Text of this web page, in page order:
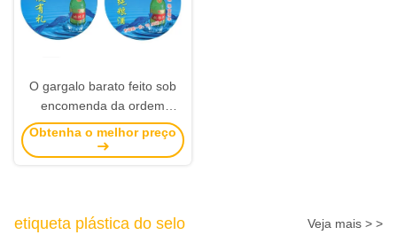
O gargalo barato feito sob
encomenda da ordem
coloriu Hang Tags de papel
com impressão da arte finala
Obtenha o melhor preço
etiqueta plástica do selo Veja mais > >